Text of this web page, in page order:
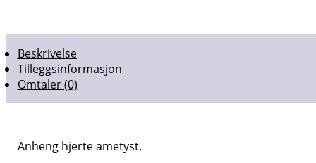
Beskrivelse
Tilleggsinformasjon
Omtaler (0)
Anheng hjerte ametyst.